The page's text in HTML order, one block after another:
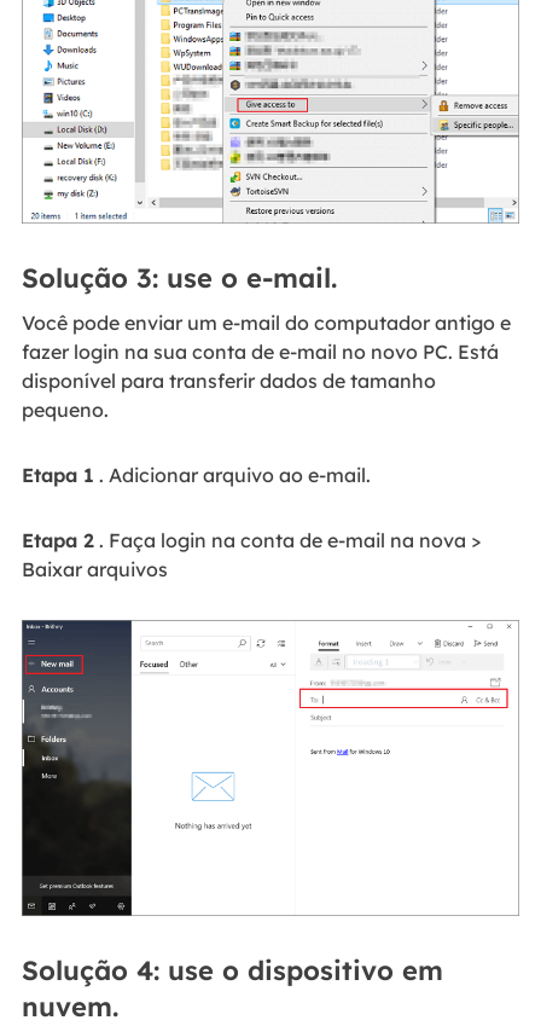
Solução 3: use o e-mail.
Você pode enviar um e-mail do computador antigo e
fazer login na sua conta de e-mail no novo PC. Está
disponível para transferir dados de tamanho
pequeno.
Etapa 1 . Adicionar arquivo ao e-mail.
Etapa 2. Faça login na conta de e-mail na nova >
Baixar arquivos
Solução 4: use o dispositivo em
nuvem.